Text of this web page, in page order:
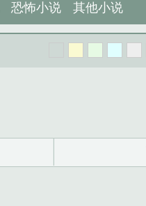
恐怖小说 其他小说